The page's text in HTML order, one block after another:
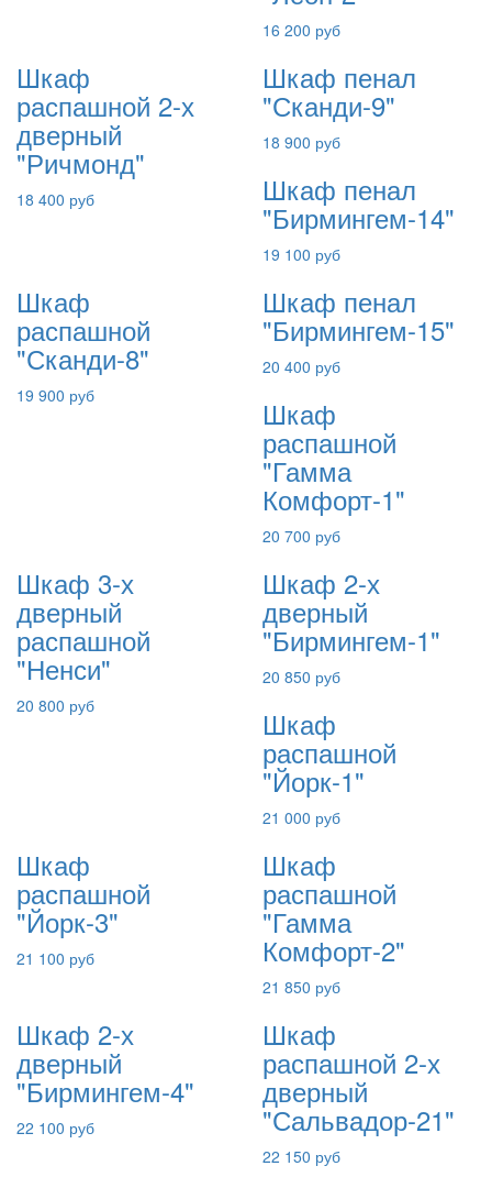
16 200 руб
Шкаф
распашной 2-х
дверный
"Ричмонд"
18 400 руб
Шкаф пенал
"Сканди-9"
18 900 руб
Шкаф пенал
"Бирмингем-14"
19 100 руб
Шкаф
распашной
"Сканди-8"
19 900 руб
Шкаф пенал
"Бирмингем-15"
20 400 руб
Шкаф
распашной
"Гамма
Комфорт-1"
20 700 руб
Шкаф 3-х
дверный
распашной
"Ненси"
20 800 руб
Шкаф 2-х
дверный
"Бирмингем-1"
20 850 руб
Шкаф
распашной
"Йорк-1"
21 000 руб
Шкаф
распашной
"Йорк-3"
21 100 руб
Шкаф
распашной
"Гамма
Комфорт-2"
21 850 руб
Шкаф 2-х
дверный
"Бирмингем-4"
22 100 руб
Шкаф
распашной 2-х
дверный
"Сальвадор-21"
22 150 руб